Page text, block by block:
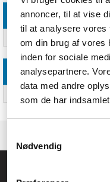
annoncer, til at vise
til at analysere
om din brug af vores
inden for sociale
analysepartnere.
data med andre
som de har
Nødvendig
Vægt & størrelser
Andre funktioner